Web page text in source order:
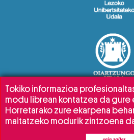
Tokiko informazioa
modu librean kontatzea da gure
Horretarako zure ekarpena
maitatzeko modurik zintzoena